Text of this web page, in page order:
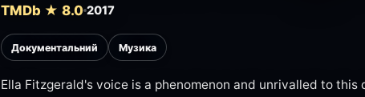
TMDb ★ 8.0 2017
Документальний Музика
Ella Fitzgerald's voice is a phenomenon and unrivalled to